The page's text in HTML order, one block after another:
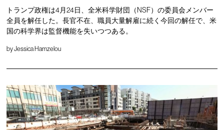
トランプ政権は4月24日、全米科学財団（NSF）の委員会メンバー
全員を解任した。長官不在、職員大量解雇に続く今回の解任で、米
国の科学界は監督機能を失いつつある。
byJessica Hamzelou